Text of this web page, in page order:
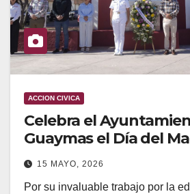
ACCION CIVICA
Celebra el
Guaymas el Día del
15 MAYO, 2026
Por su invaluable trabajo por la